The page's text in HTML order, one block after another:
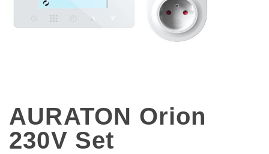
AURATON Orion
230V Set